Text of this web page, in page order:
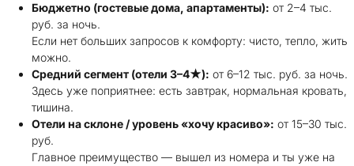
Бюджетно (гостевые дома, апартаменты): от 2–4 тыс.
руб. за ночь.
Если нет больших запросов к комфорту: чисто, тепло, жить
можно.
Средний сегмент (отели 3–4★): от 6–12 тыс. руб. за ночь.
Здесь уже поприятнее: есть завтрак, нормальная кровать,
тишина.
Отели на склоне / уровень «хочу красиво»: от 15–30 тыс.
руб.
Главное преимущество — вышел из номера и ты уже на